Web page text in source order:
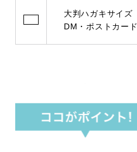
大判ハガキサイズ
DM・ポストカード